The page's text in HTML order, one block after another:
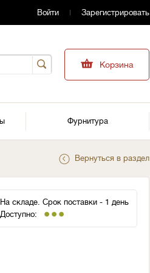
Войти Зарегистрировать
Корзина
Фурнитура
Вернуться в раздел
На складе. Срок поставки - 1 день
Доступно: